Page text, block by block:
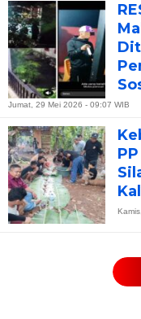
Jumat, 29 Mei 2026 - 09:07 WIB